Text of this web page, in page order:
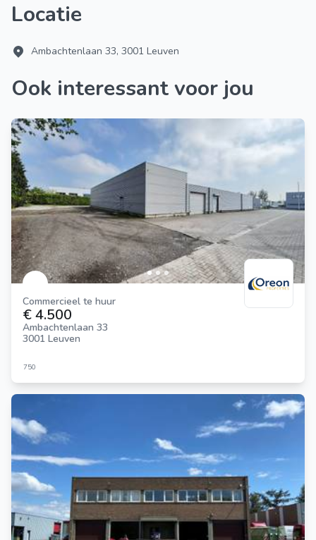
Locatie
Ambachtenlaan 33, 3001 Leuven
Ook interessant voor jou
Commercieel te huur
€ 4.500
Ambachtenlaan 33
3001 Leuven
750